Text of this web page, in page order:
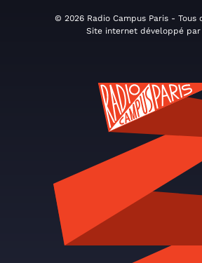
© 2026 Radio Campus Paris - Tous
Site internet développé par